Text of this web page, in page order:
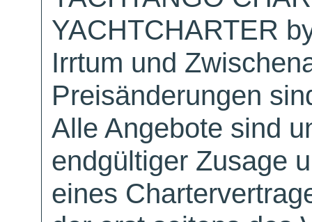
YACHTCHARTER
Irrtum und
Preisänderungen
Alle Angebote sind
endgültiger Zusage
eines